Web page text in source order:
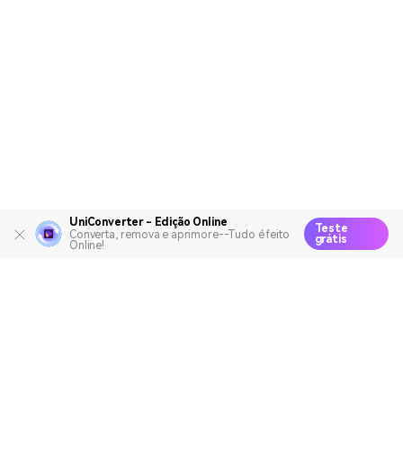
UniConverter - Edição Online
Converta, remova e aprimore--Tudo é feito
Online!
Teste
grátis